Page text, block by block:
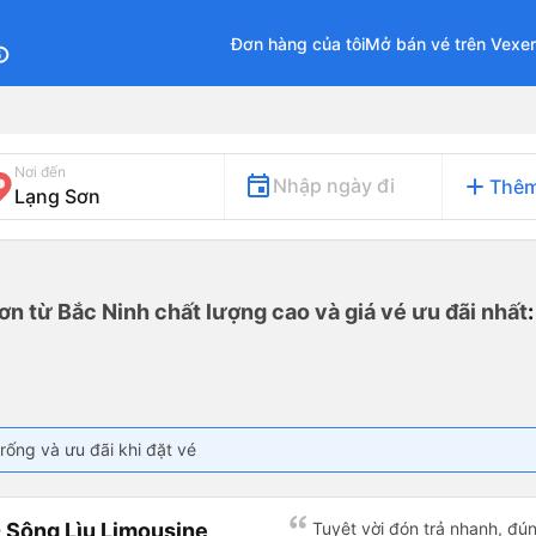
Đơn hàng của tôiMở bán vé trên
Nơi đến
Nhập ngày đi add
từ Bắc Ninh chất lượng cao và giá vé ưu đãi nhất
và ưu đãi khi đặt vé
Sông Lìu Limousine
Tuyệt vời đón trả nhanh,